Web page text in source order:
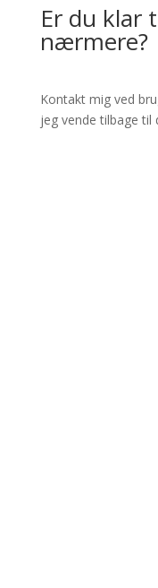
Er du klar
nærmere?
Kontakt mig ved
jeg vende tilbage til